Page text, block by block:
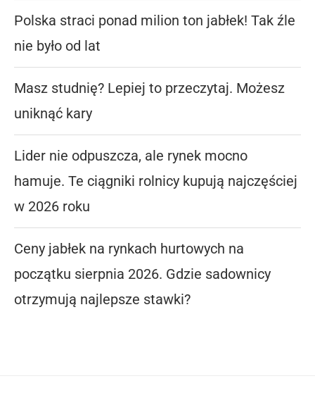
Polska straci ponad milion ton jabłek! Tak źle
nie było od lat
Masz studnię? Lepiej to przeczytaj. Możesz
uniknąć kary
Lider nie odpuszcza, ale rynek mocno
hamuje. Te ciągniki rolnicy kupują najczęściej
w 2026 roku
Ceny jabłek na rynkach hurtowych na
początku sierpnia 2026. Gdzie sadownicy
otrzymują najlepsze stawki?